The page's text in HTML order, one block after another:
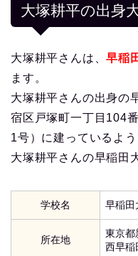
大塚耕平の出身
大塚耕平さんは、早稲
ます。
大塚耕平さんの出身の
宿区戸塚町一丁目104
1号）に建っているよう
大塚耕平さんの早稲田
学校名 早稲田
所在地
東京都
西早稲